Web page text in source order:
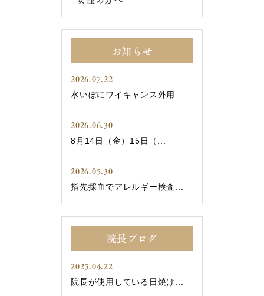
お知らせ
2026.07.22
水いぼにワイキャンス外用...
2026.06.30
8月14日（金）15日（...
2026.05.30
指先採血でアレルギー検査...
院長ブログ
2025.04.22
院長が使用している日焼け...